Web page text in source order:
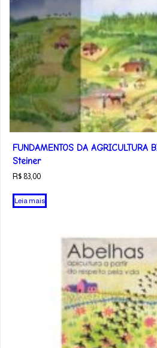
FUNDAMENTOS DA AGRICULTURA
Steiner
R$ 83,00
Leia mais